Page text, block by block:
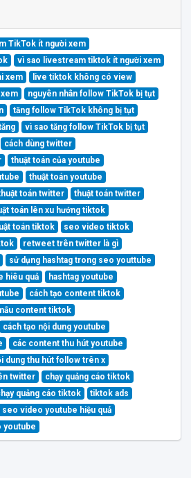
TikTok ít người xem
vì sao livestream tiktok ít người xem
xem
live tiktok không có view
nguyên nhân follow TikTok bị tụt
tăng follow TikTok không bị tụt
vì sao tăng follow TikTok bị tụt
cách dùng twitter
thuật toán của youtube
thuật toán youtube
toán twitter
thuật toán twitter
toán lên xu hướng tiktok
toán tiktok
seo video tiktok
retweet trên twitter là gì
sử dụng hashtag trong seo youttube
hiêu quả
hashtag youtube
cách tạo content tiktok
content tiktok
cách tạo nội dung youtube
các content thu hút youtube
dung thu hút follow trên x
twitter
chạy quảng cáo tiktok
quảng cáo tiktok
tiktok ads
seo video youtube hiệu quả
youtube